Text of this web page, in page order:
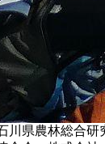
川県農林総合研